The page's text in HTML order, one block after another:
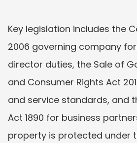
Key legislation includes the
2006 governing company
director duties, the Sale of
and Consumer Rights Act
and service standards, and
Act 1890 for business
property is protected under